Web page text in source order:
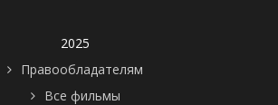
2025
Правообладателям
Все фильмы